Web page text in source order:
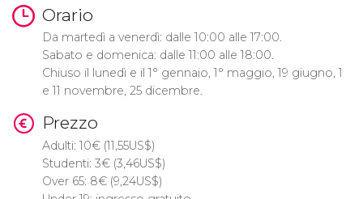
Orario
Da martedì a venerdì: dalle 10:00 alle 17:00.
Sabato e domenica: dalle 11:00 alle 18:00.
Chiuso il lunedì e il 1° gennaio, 1° maggio, 19 giugno, 1
e 11 novembre, 25 dicembre.
Prezzo
Adulti: 10€(11,55US$)
Studenti: 3€(3,46US$)
Over 65: 8€(9,24US$)